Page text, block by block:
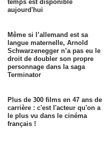
temps est disponible
aujourd'hui
Même si l’allemand est sa
langue maternelle, Arnold
Schwarzenegger n’a pas eu le
droit de doubler son propre
personnage dans la saga
Terminator
Plus de 300 films en 47 ans de
carrière : c'est l'acteur qu'on a
le plus vu dans le cinéma
français !